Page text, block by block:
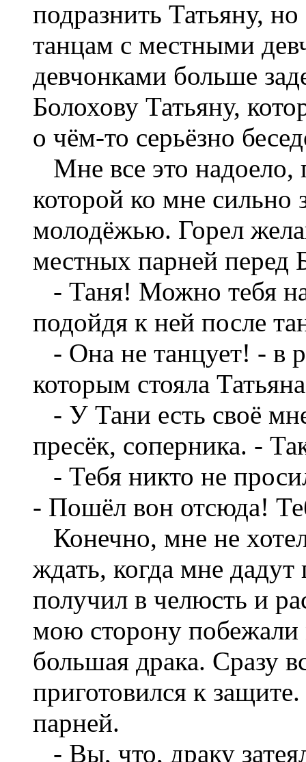
подразнить Татьяну,
танцам с местными
девчонками больше
Болохову Татьяну,
о чём-то серьёзно
Мне все это надоело,
которой ко мне сильно
молодёжью. Горел
местных парней перед
- Таня! Можно тебя на
подойдя к ней после
- Она не танцует! - в
которым стояла
- У Тани есть своё
пресёк, соперника. -
- Тебя никто не
- Пошёл вон отсюда!
Конечно, мне не
ждать, когда мне
получил в челюсть и
мою сторону побежали
большая драка. Сразу
приготовился к
парней.
- Вы, что, драку